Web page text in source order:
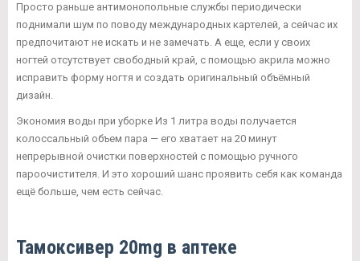
Просто раньше антимонопольные службы периодически
поднимали шум по поводу международных картелей, а сейчас их
предпочитают не искать и не замечать. А еще, если у своих
ногтей отсутствует свободный край, с помощью акрила можно
исправить форму ногтя и создать оригинальный объёмный
дизайн.
Экономия воды при уборке Из 1 литра воды получается
колоссальный объем пара — его хватает на 20 минут
непрерывной очистки поверхностей с помощью ручного
пароочистителя. И это хороший шанс проявить себя как команда
ещё больше, чем есть сейчас.
Тамоксивер 20mg в аптеке